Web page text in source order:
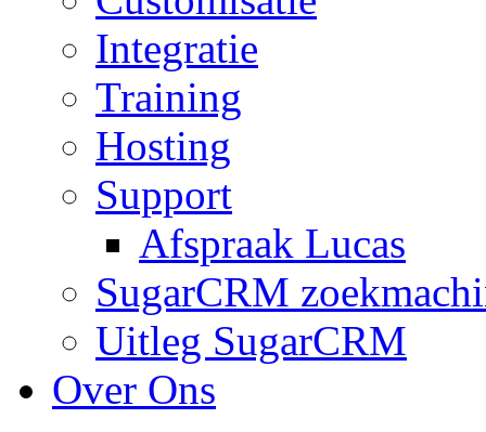
Integratie
Training
Hosting
Support
Afspraak Lucas
SugarCRM
Uitleg SugarCRM
Over Ons